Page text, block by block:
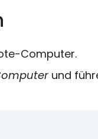
Computer.
und